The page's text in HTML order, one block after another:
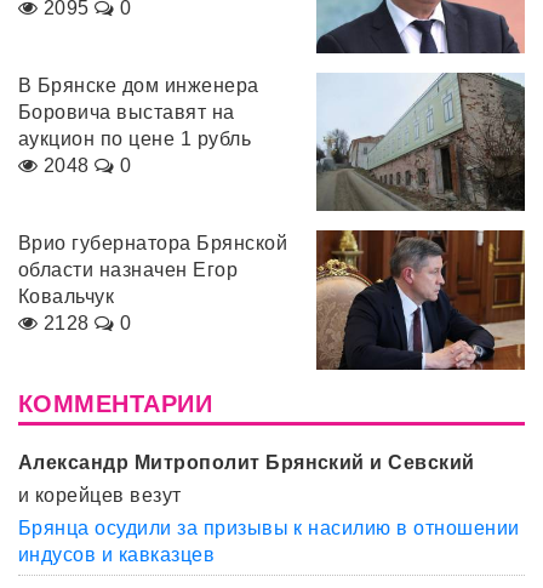
2095 0
В Брянске дом инженера
Боровича выставят на
аукцион по цене 1 рубль
2048
0
Врио губернатора Брянской
области назначен Егор
Ковальчук
2128
0
КОММЕНТАРИИ
Александр Митрополит Брянский и Севский
и корейцев везут
Брянца осудили за призывы к насилию в отношении
индусов и кавказцев